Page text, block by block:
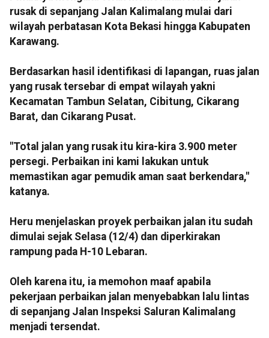
rusak di sepanjang Jalan Kalimalang mulai dari
wilayah perbatasan Kota Bekasi hingga Kabupaten
Karawang.
Berdasarkan hasil identifikasi di lapangan, ruas jalan
yang rusak tersebar di empat wilayah yakni
Kecamatan Tambun Selatan, Cibitung, Cikarang
Barat, dan Cikarang Pusat.
"Total jalan yang rusak itu kira-kira 3.900 meter
persegi. Perbaikan ini kami lakukan untuk
memastikan agar pemudik aman saat berkendara,"
katanya.
Heru menjelaskan proyek perbaikan jalan itu sudah
dimulai sejak Selasa (12/4) dan diperkirakan
rampung pada H-10 Lebaran.
Oleh karena itu, ia memohon maaf apabila
pekerjaan perbaikan jalan menyebabkan lalu lintas
di sepanjang Jalan Inspeksi Saluran Kalimalang
menjadi tersendat.